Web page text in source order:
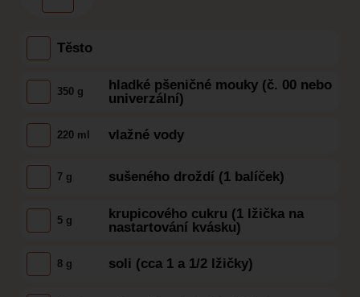
Těsto
350 g
hladké pšeničné mouky (č. 00 nebo
univerzální)
220 ml vlažné vody
7 g sušeného droždí (1 balíček)
5 g
krupicového cukru (1 lžička na
nastartování kvásku)
8 g soli (cca 1 a 1/2 lžičky)